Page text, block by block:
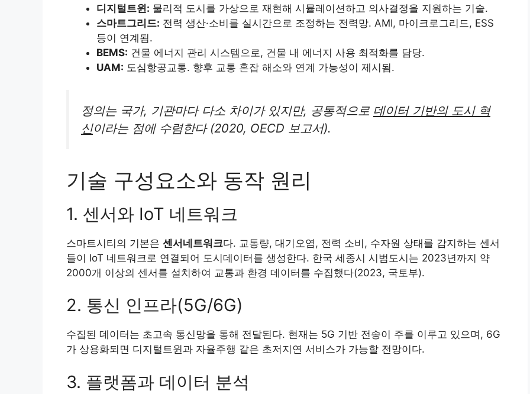
디지털트윈: 물리적 도시를 가상으로 재현해 시뮬레이션하고 의사결정을 지원하는 기술.
스마트그리드: 전력 생산·소비를 실시간으로 조정하는 전력망. AMI, 마이크로그리드, ESS
등이 연계됨.
BEMS: 건물 에너지 관리 시스템으로, 건물 내 에너지 사용 최적화를 담당.
UAM: 도심항공교통. 향후 교통 혼잡 해소와 연계 가능성이 제시됨.
정의는 국가, 기관마다 다소 차이가 있지만, 공통적으로 데이터 기반의 도시 혁
신이라는 점에 수렴한다 (2020, OECD 보고서).
기술 구성요소와 동작 원리
1. 센서와 IoT 네트워크
스마트시티의 기본은 센서네트워크다. 교통량, 대기오염, 전력 소비, 수자원 상태를 감지하는 센서
들이 IoT 네트워크로 연결되어 도시데이터를 생성한다. 한국 세종시 시범도시는 2023년까지 약
2000개 이상의 센서를 설치하여 교통과 환경 데이터를 수집했다(2023, 국토부).
2. 통신 인프라(5G/6G)
수집된 데이터는 초고속 통신망을 통해 전달된다. 현재는 5G 기반 전송이 주를 이루고 있으며, 6G
가 상용화되면 디지털트윈과 자율주행 같은 초저지연 서비스가 가능할 전망이다.
3. 플랫폼과 데이터 분석